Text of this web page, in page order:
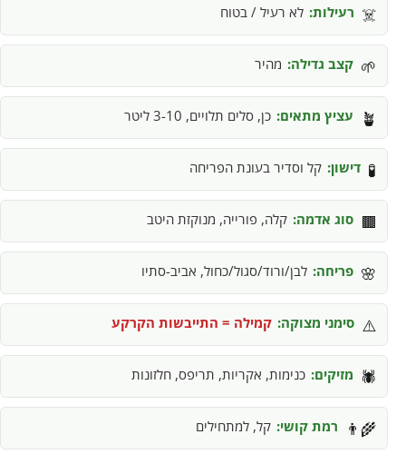
☠️ רעילות: לא רעיל / בטוח
🌱 קצב גדילה: מהיר
🪴 עציץ מתאים: כן, סלים תלויים, 3-10 ליטר
🧪 דישון: קל וסדיר בעונת הפריחה
🟫 סוג אדמה: קלה, פורייה, מנוקזת היטב
🌸 פריחה: לבן/ורוד/סגול/כחול, אביב-סתיו
⚠️ סימני מצוקה: קמילה = התייבשות הקרקע
🕷️ מזיקים: כנימות, אקריות, תריפס, חלזונות
👨‍🌾 רמת קושי: קל, למתחילים